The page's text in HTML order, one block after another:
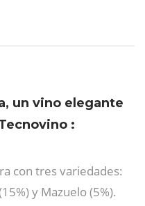
un vino elegante
:
con tres variedades:
y Mazuelo (5%).